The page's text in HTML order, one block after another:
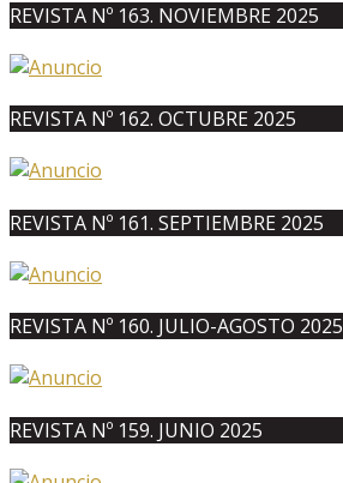
REVISTA Nº 163. NOVIEMBRE 2025
REVISTA Nº 162. OCTUBRE 2025
REVISTA Nº 161. SEPTIEMBRE 2025
REVISTA Nº 160. JULIO-AGOSTO 2025
REVISTA Nº 159. JUNIO 2025